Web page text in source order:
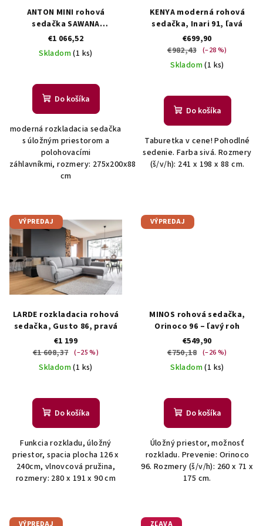
v
ANTON MINI rohová
sedačka SAWANA
21/DOLARO 4, pravá
€1 066,52
Skladom(1 ks)
Do košíka
moderná rozkladacia sedačka
s úložným priestorom a
polohovacími
záhlavníkmi, rozmery: 275x200x88
cm
KENYA moderná rohová
sedačka, Inari 91, ľavá
€699,90
€982,43 (–28 %)
Skladom(1 ks)
Do košíka
Taburetka v cene! Pohodlné
sedenie. Farba sivá. Rozmery
(š/v/h): 241 x 198 x 88 cm.
VÝPREDAJ
LARDE rozkladacia rohová
sedačka, Gusto 86, pravá
€1 199
€1 608,37 (–25 %)
Skladom(1 ks)
Do košíka
Funkcia rozkladu, úložný
priestor, spacia plocha 126 x
240cm, vlnovcová pružina,
rozmery: 280 x 191 x 90 cm
VÝPREDAJ
MINOS rohová sedačka,
Orinoco 96 – ľavý roh
€549,90
€750,18 (–26 %)
Skladom(1 ks)
Do košíka
Úložný priestor, možnosť
rozkladu. Prevenie: Orinoco
96. Rozmery (š/v/h): 260 x 71 x
175 cm.